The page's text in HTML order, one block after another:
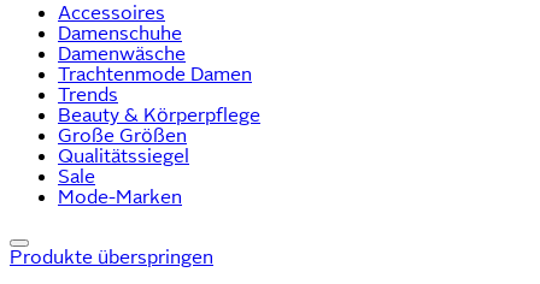
Accessoires
Damenschuhe
Damenwäsche
Trachtenmode Damen
Trends
Beauty & Körperpflege
Große Größen
Qualitätssiegel
Sale
Mode-Marken
Produkte überspringen